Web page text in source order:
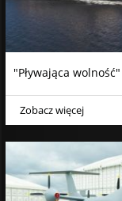
"Pływająca wolność"
Zobacz więcej